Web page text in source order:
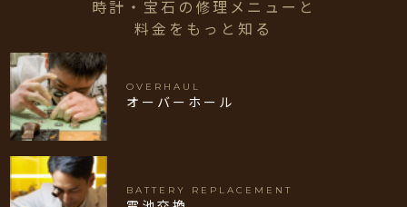
時計・宝石の修理メニューと
料金をもっと知る
OVERHAUL
オーバーホール
BATTERY REPLACEMENT